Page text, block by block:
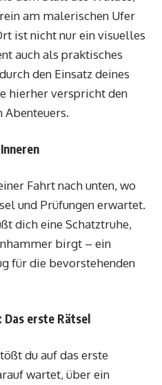
am malerischen Ufer
ist nicht nur ein visuelles
auch als praktisches
den Einsatz deines
hierher verspricht den
Abenteuers.
Fahrt nach unten, wo
und Prüfungen erwartet.
dich eine Schatztruhe,
birgt – ein
für die bevorstehenden
Das erste Rätsel
du auf das erste
wartet, über ein